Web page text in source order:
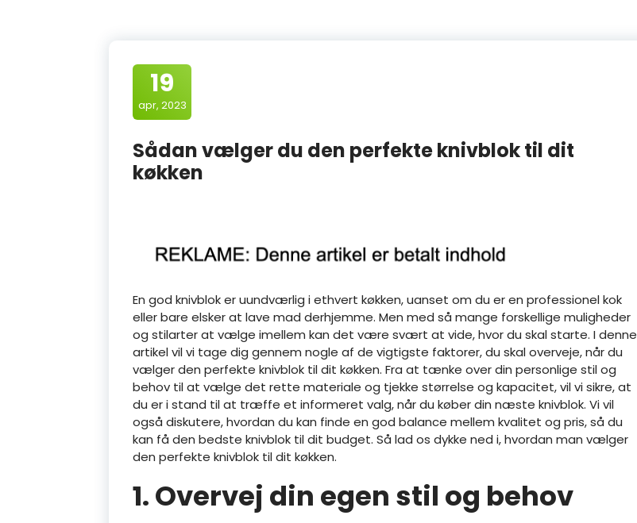
19
apr, 2023
Sådan vælger du den perfekte knivblok til dit
køkken
En god knivblok er uundværlig i ethvert køkken, uanset om du er en professionel kok
eller bare elsker at lave mad derhjemme. Men med så mange forskellige muligheder
og stilarter at vælge imellem kan det være svært at vide, hvor du skal starte. I denne
artikel vil vi tage dig gennem nogle af de vigtigste faktorer, du skal overveje, når du
vælger den perfekte knivblok til dit køkken. Fra at tænke over din personlige stil og
behov til at vælge det rette materiale og tjekke størrelse og kapacitet, vil vi sikre, at
du er i stand til at træffe et informeret valg, når du køber din næste knivblok. Vi vil
også diskutere, hvordan du kan finde en god balance mellem kvalitet og pris, så du
kan få den bedste knivblok til dit budget. Så lad os dykke ned i, hvordan man vælger
den perfekte knivblok til dit køkken.
1. Overvej din egen stil og behov